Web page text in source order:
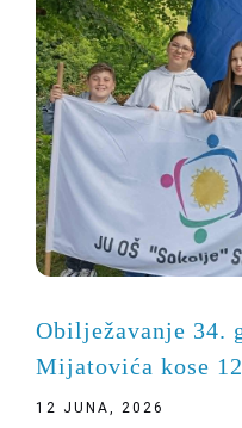
Obilježavanje 34.
Mijatovića kose
12 JUNA, 2026